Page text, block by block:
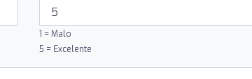
1 = Malo
5 = Excelente